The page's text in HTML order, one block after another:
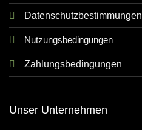
Datenschutzbestimmungen
Nutzungsbedingungen
Zahlungsbedingungen
Unser Unternehmen